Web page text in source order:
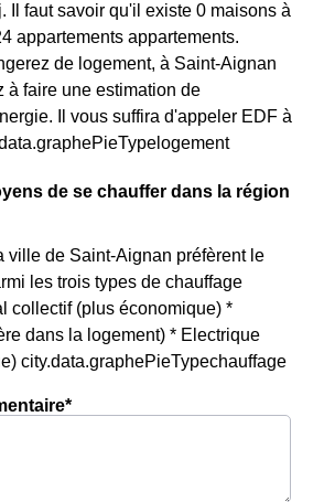
Il faut savoir qu'il existe 0 maisons à
appartements appartements.
de logement, à Saint-Aignan
à faire une estimation de
Il vous suffira d'appeler EDF à
de se chauffer dans la région
ville de Saint-Aignan préfèrent le
les trois types de chauffage
collectif (plus économique) *
dans la logement) * Electrique
city.data.graphePieTypechauffage